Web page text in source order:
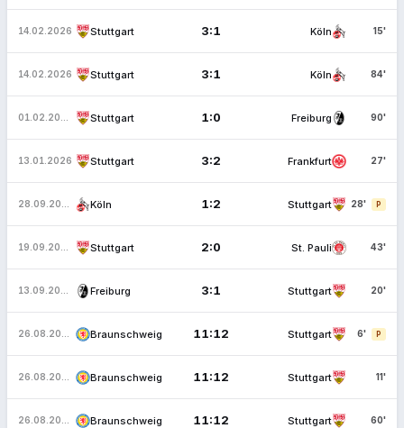
14.02.2026 Stuttgart 3:1 Köln 15'
14.02.2026 Stuttgart 3:1 Köln 84'
Stuttgart 1:0 Freiburg 90'
13.01.2026 Stuttgart 3:2 Frankfurt 27'
Köln 1:2 Stuttgart 28' P
Stuttgart 2:0 St. Pauli 43'
Freiburg 3:1 Stuttgart 20'
Braunschweig 11:12 Stuttgart 6' P
Braunschweig 11:12 Stuttgart 11'
Braunschweig 11:12 Stuttgart 60'